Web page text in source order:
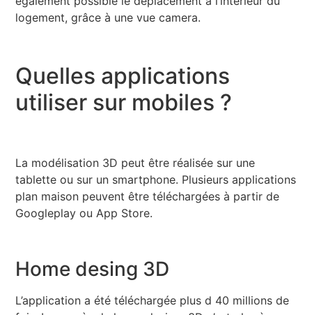
logement, grâce à une vue camera.
Quelles applications
utiliser sur mobiles ?
La modélisation 3D peut être réalisée sur une
tablette ou sur un smartphone. Plusieurs applications
plan maison peuvent être téléchargées à partir de
Googleplay ou App Store.
Home desing 3D
L’application a été téléchargée plus d 40 millions de